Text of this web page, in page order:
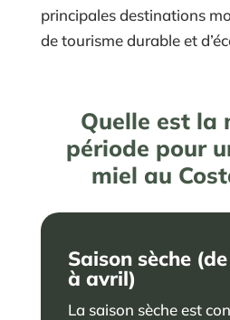
principales destinations
de tourisme durable et
Quelle est la
période pour
miel au
Saison sèche
à avril)
La saison sèche est